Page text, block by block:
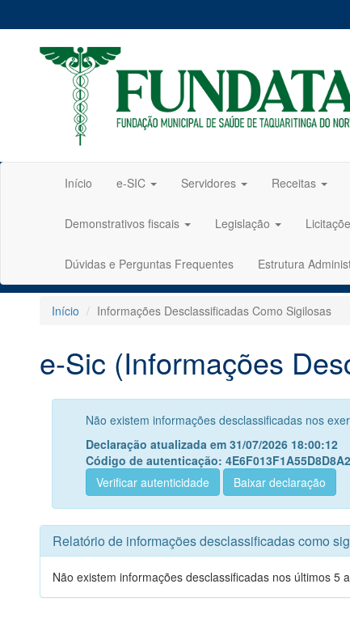
Início e-SIC Servidores Receitas
Demonstrativos fiscais Legislação
Dúvidas e Perguntas Frequentes Estrutura
Início Informações Desclassificadas Como Sigilosas
e-Sic (Informações
Não existem informações desclassificadas nos
Declaração atualizada em 31/07/2026 18:00:12
Código de autenticação:
Verificar autenticidade
Baixar declaração
Relatório de informações desclassificadas como
Não existem informações desclassificadas nos últimos